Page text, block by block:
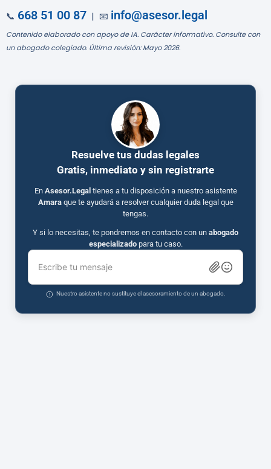
📞 668 51 00 87 | 📧 info@asesor.legal
Contenido elaborado con apoyo de IA. Carácter informativo. Consulte con
un abogado colegiado. Última revisión: Mayo 2026.
Resuelve tus dudas legales
Gratis, inmediato y sin registrarte
En Asesor.Legal tienes a tu disposición a nuestro asistente
Amaraque te ayudará a resolver cualquier duda legal que
tengas.
Y si lo necesitas, te pondremos en contacto con un abogado
especializadopara tu caso.
Escribe tu mensaje
Nuestro asistente no sustituye el asesoramiento de un abogado.